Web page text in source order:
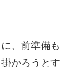
、前準備も
かろうとす